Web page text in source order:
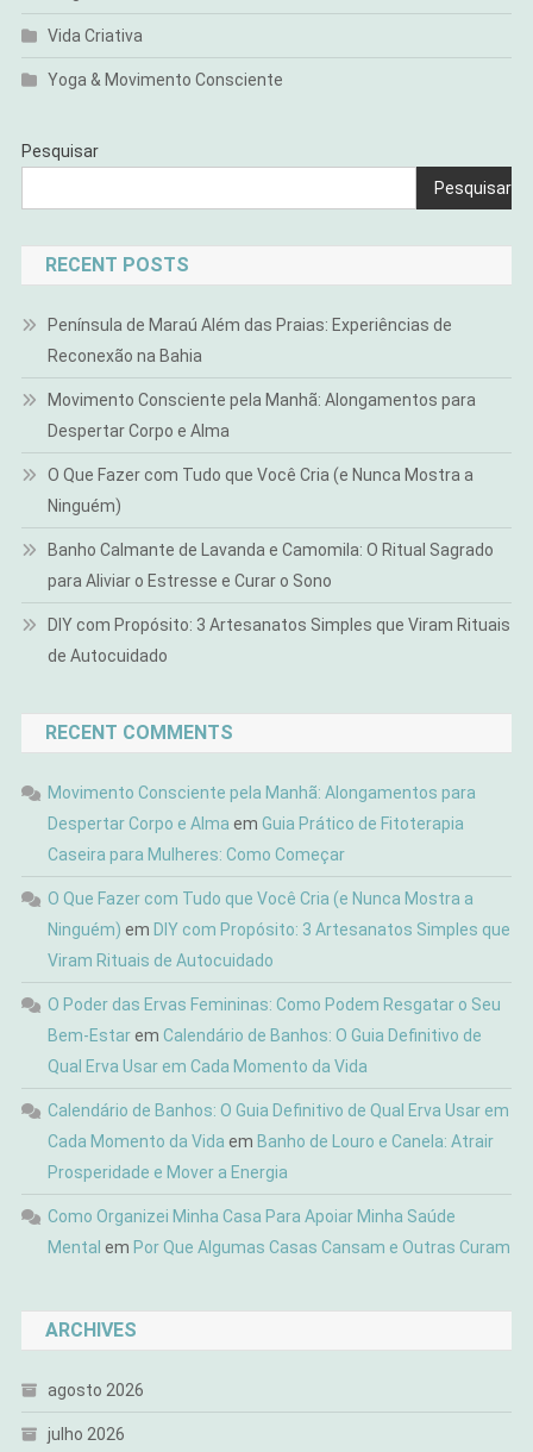
Vida Criativa
Yoga & Movimento Consciente
Pesquisar
Pesquisar
RECENT POSTS
Península de Maraú Além das Praias: Experiências de
Reconexão na Bahia
Movimento Consciente pela Manhã: Alongamentos para
Despertar Corpo e Alma
O Que Fazer com Tudo que Você Cria (e Nunca Mostra a
Ninguém)
Banho Calmante de Lavanda e Camomila: O Ritual Sagrado
para Aliviar o Estresse e Curar o Sono
DIY com Propósito: 3 Artesanatos Simples que Viram Rituais
de Autocuidado
RECENT COMMENTS
Movimento Consciente pela Manhã: Alongamentos para
Despertar Corpo e Alma em Guia Prático de Fitoterapia
Caseira para Mulheres: Como Começar
O Que Fazer com Tudo que Você Cria (e Nunca Mostra a
Ninguém) em DIY com Propósito: 3 Artesanatos Simples que
Viram Rituais de Autocuidado
O Poder das Ervas Femininas: Como Podem Resgatar o Seu
Bem-Estarem Calendário de Banhos: O Guia Definitivo de
Qual Erva Usar em Cada Momento da Vida
Calendário de Banhos: O Guia Definitivo de Qual Erva Usar em
Cada Momento da Vida em Banho de Louro e Canela: Atrair
Prosperidade e Mover a Energia
Como Organizei Minha Casa Para Apoiar Minha Saúde
Mental em Por Que Algumas Casas Cansam e Outras Curam
ARCHIVES
agosto 2026
julho 2026